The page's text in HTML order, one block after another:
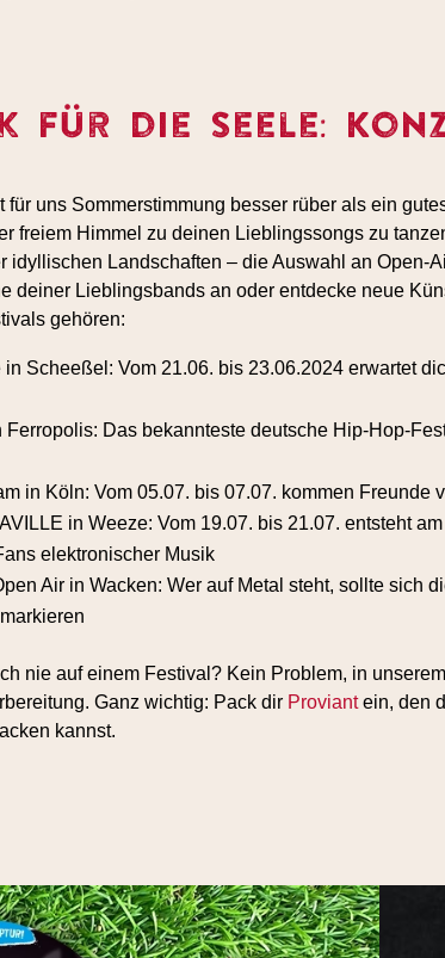
für die Seele:
für uns Sommerstimmung besser rüber als ein
freiem Himmel zu deinen Lieblingssongs zu
idyllischen Landschaften – die Auswahl an Open-
deiner Lieblingsbands an oder entdecke neue
gehören:
in Scheeßel: Vom 21.06. bis 23.06.2024 erwartet
Ferropolis: Das bekannteste deutsche Hip-Hop-
in Köln: Vom 05.07. bis 07.07. kommen
in Weeze: Vom 19.07. bis 21.07. entsteht
elektronischer Musik
Air in Wacken: Wer auf Metal steht, sollte sich
nie auf einem Festival? Kein Problem, in unserem
Ganz wichtig: Pack dir Proviantein, den
kannst.